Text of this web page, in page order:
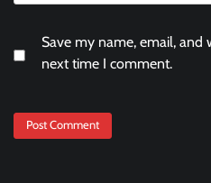
Save my name, email,
next time I comment.